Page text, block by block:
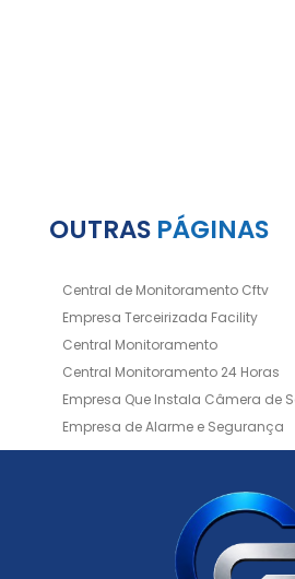
OUTRAS PÁGINAS
Central de Monitoramento Cftv
Empresa Terceirizada Facility
Central Monitoramento
Central Monitoramento 24 Horas
Empresa Que Instala Câmera de
Empresa de Alarme e Segurança
Empresa de Alarmes
Empresa
Empresa de Instalação de
Empresa de Limpeza e Portaria
Empresas de Limpeza de